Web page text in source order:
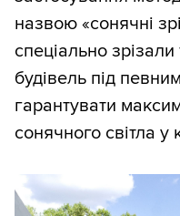
назвою «сонячні
спеціально
будівель під
гарантувати
сонячного світла у